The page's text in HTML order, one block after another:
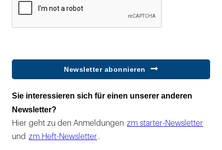
Newsletter abonnieren
Sie interessieren sich für einen unserer anderen
Newsletter?
Hier geht zu den Anmeldungen zm starter-Newsletter
und zm Heft-Newsletter .